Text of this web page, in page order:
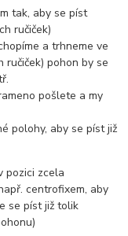
tak, aby se píst
ručiček)
a trhneme ve
ručiček) pohon by se
pošlete a my
polohy, aby se píst již
pozici zcela
centrofixem, aby
se píst již tolik